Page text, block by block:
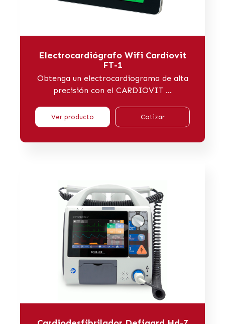
Electrocardiógrafo Wifi Cardiovit
FT-1
Obtenga un electrocardiograma de alta
precisión con el CARDIOVIT ...
Ver producto Cotizar